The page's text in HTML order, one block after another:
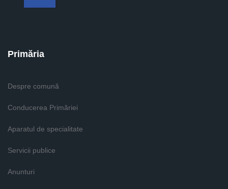
Primăria
Despre comună
Conducerea Primăriei
Aparatul de specialitate
Servicii publice
Anunturi